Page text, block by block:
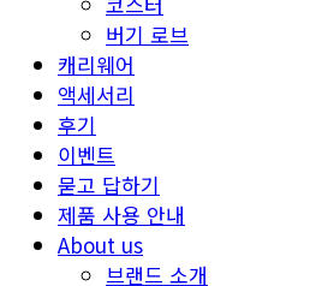
버기 로브
캐리웨어
액세서리
후기
이벤트
묻고 답하기
제품 사용 안내
About us
브랜드 소개